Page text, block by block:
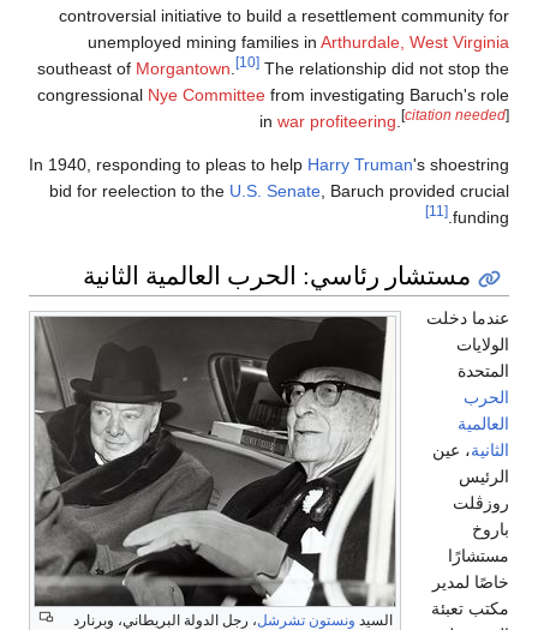
controversial initiative to build a resettlement community for
unemployed mining families inArthurdale, West Virginia
southeast ofMorgantown.
The relationship did not stop the
congressionalNye Committeefrom investigating Baruch's role
inwar profiteering.[citation needed
In 1940, responding to pleas to helpHarry Truman's shoestring
bid for reelection to theU.S. Senate, Baruch provided crucial
funding.
مستشار رئاسي: الحرب العالمية الثانية
السيدونستون تشرشل ، رجل الدولة البريطاني، وبرنارد
عندما دخلت
الولايات
المتحدة
الحرب
العالمية
الثانية، عين
الرئيس
روزڤلت
باروخ
مستشارًا
خاصًا لمدير
مكتب تعبئة